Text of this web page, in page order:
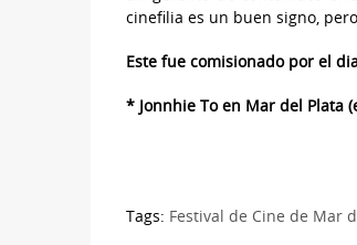
cinefilia es un buen signo,
Este fue comisionado por el
* Jonnhie To en Mar del Plata
Tags: Festival de Cine de Mar